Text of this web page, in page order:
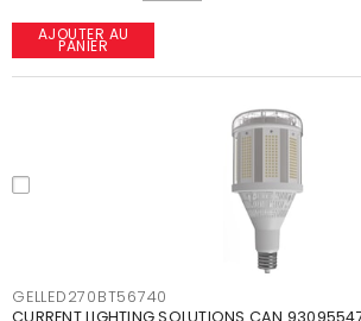
AJOUTER AU
PANIER
GELLED270BT56740
CURRENT LIGHTING SOLUTIONS CAN